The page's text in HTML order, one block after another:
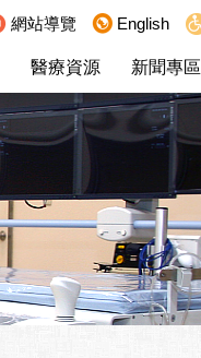
醫療資源 新聞專區
網站導覽 English